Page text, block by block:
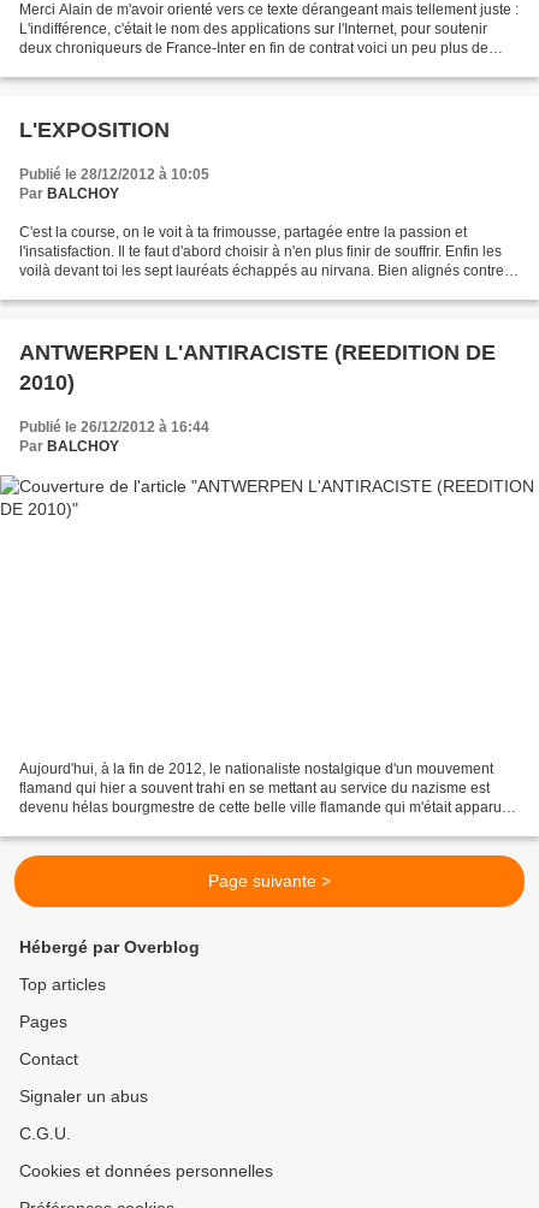
Merci Alain de m'avoir orienté vers ce texte dérangeant mais tellement juste :
L'indifférence, c'était le nom des applications sur l'Internet, pour soutenir
deux chroniqueurs de France-Inter en fin de contrat voici un peu plus de
L'EXPOSITION
Publié le 28/12/2012 à 10:05
Par BALCHOY
C'est la course, on le voit à ta frimousse, partagée entre la passion et
l'insatisfaction. Il te faut d'abord choisir à n'en plus finir de souffrir. Enfin les
voilà devant toi les sept lauréats échappés au nirvana. Bien alignés contre
ANTWERPEN L'ANTIRACISTE (REEDITION DE
2010)
Publié le 26/12/2012 à 16:44
Par BALCHOY
Aujourd'hui, à la fin de 2012, le nationaliste nostalgique d'un mouvement
flamand qui hier a souvent trahi en se mettant au service du nazisme est
devenu hélas bourgmestre de cette belle ville flamande qui m'était apparue
Page suivante >
Hébergé par Overblog
Top articles
Pages
Contact
Signaler un abus
C.G.U.
Cookies et données personnelles